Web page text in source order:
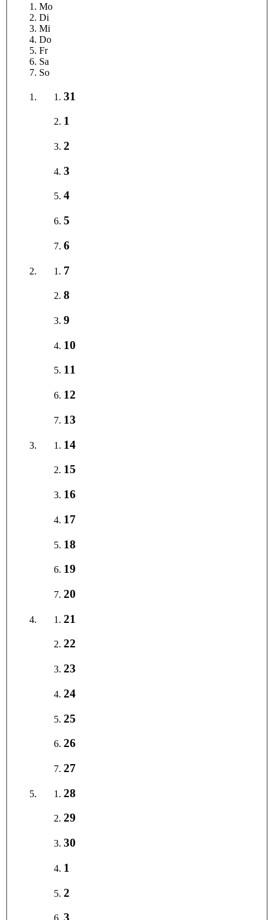
Mo
Di
Mi
Do
Fr
Sa
So
31
1
2
3
4
5
6
7
8
9
10
11
12
13
14
15
16
17
18
19
20
21
22
23
24
25
26
27
28
29
30
1
2
3